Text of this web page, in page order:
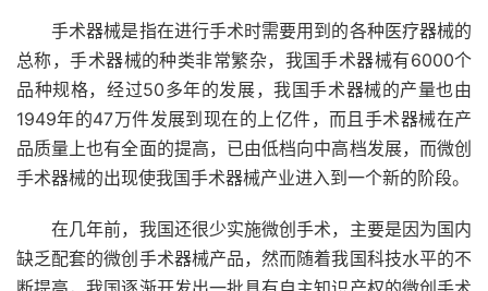
手术器械是指在进行手术时需要用到的各种医疗器械的
总称，手术器械的种类非常繁杂，我国手术器械有6000个
品种规格，经过50多年的发展，我国手术器械的产量也由
1949年的47万件发展到现在的上亿件，而且手术器械在产
品质量上也有全面的提高，已由低档向中高档发展，而微创
手术器械的出现使我国手术器械产业进入到一个新的阶段。
在几年前，我国还很少实施微创手术，主要是因为国内
缺乏配套的微创手术器械产品，然而随着我国科技水平的不